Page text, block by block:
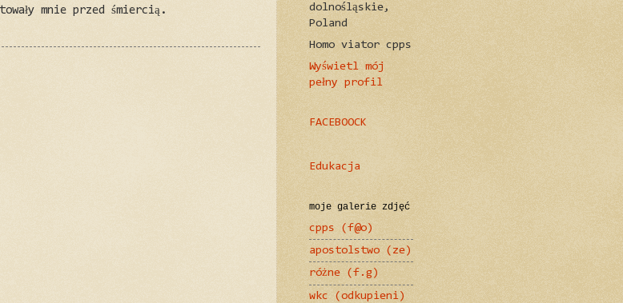
mnie przed śmiercią.
dolnośląskie,
Poland
Homo viator cpps
Wyświetl mój
pełny profil
FACEBOOCK
Edukacja
moje galerie zdjęć
cpps (f@o)
apostolstwo (ze)
różne (f.g)
wkc (odkupieni)